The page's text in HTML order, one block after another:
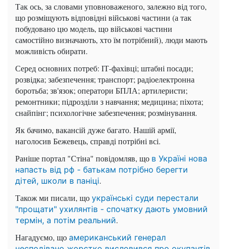
Так ось, за словами уповноваженого, залежно від того,
що розміщують відповідні військові частини (а так
побудовано цю модель, що військові частини
самостійно визначають, хто їм потрібний), люди мають
можливість обирати.
Серед основних потреб: ІТ-фахівці; штабні посади;
розвідка; забезпечення; транспорт; радіоелектронна
боротьба; зв'язок; оператори БПЛА; артилеристи;
ремонтники; підрозділи з навчання; медицина; піхота;
снайпінг; психологічне забезпечення; розмінування.
Як бачимо, вакансій дуже багато. Нашій армії,
наголосив Бежевець, справді потрібні всі.
Раніше портал "Стіна" повідомляв, що в Україні нова
напасть від рф - батькам потрібно берегти
дітей, школи в паніці.
Також ми писали, що українські суди перестали
"прощати" ухилянтів - спочатку дають умовний
термін, а потім реальний.
Нагадуємо, що американський генерал